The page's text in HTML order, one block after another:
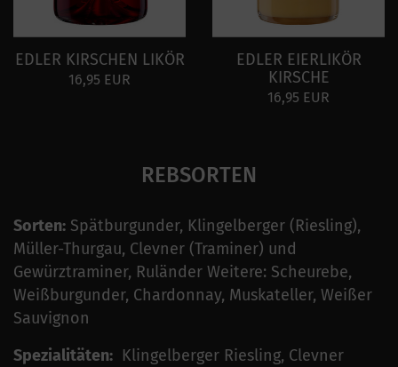
EDLER KIRSCHEN LIKÖR
16,95 EUR
EDLER EIERLIKÖR
KIRSCHE
16,95 EUR
REBSORTEN
Sorten: Spätburgunder, Klingelberger (Riesling),
Müller-Thurgau, Clevner (Traminer) und
Gewürztraminer, Ruländer Weitere: Scheurebe,
Weißburgunder, Chardonnay, Muskateller, Weißer
Sauvignon
Spezialitäten: Klingelberger Riesling, Clevner